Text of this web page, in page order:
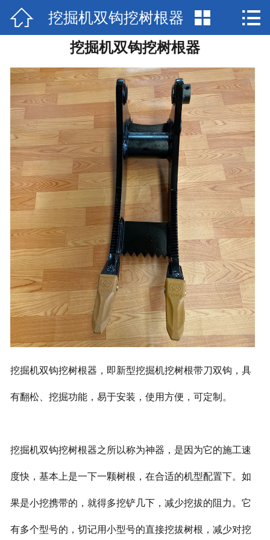
 网站首页
产品展示
新闻资讯
发货实景
公司简介
厂房场景
在线留言
联系我们
 挖掘机双钩挖树根器  
挖掘机双钩挖树根器
挖掘机双钩挖树根器，即新型挖掘机挖树根带刀双钩，具
有翻松、挖掘功能，易于安装，使用方便，可定制。
挖掘机双钩挖树根器之所以称为神器，是因为它的施工速
度快，基本上是一下一颗树根，在合适的机型配置下。如
果是小挖携带的，就得多挖铲几下，减少挖拔的阻力。它
有多个型号的，切记用小型号的直接挖拔树根，减少对挖